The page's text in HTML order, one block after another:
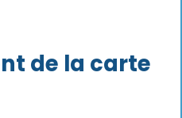
de la carte